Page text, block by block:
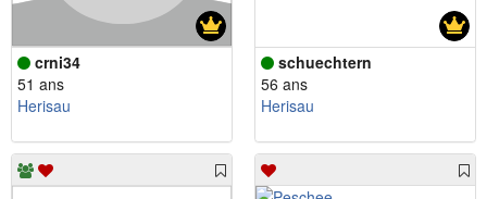
crni34
51 ans
Herisau
schuechtern
56 ans
Herisau